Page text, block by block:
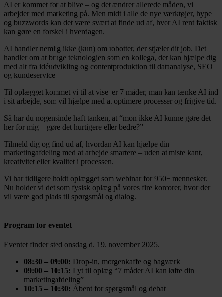
AI er kommet for at blive – og det ændrer allerede måden, vi
arbejder med marketing på. Men midt i alle de nye værktøjer, hype
og buzzwords kan det være svært at finde ud af, hvor AI rent faktisk
kan gøre en forskel i hverdagen.
AI handler nemlig ikke (kun) om robotter, der stjæler dit job. Det
handler om at bruge teknologien som en kollega, der kan hjælpe dig
med alt fra idéudvikling og contentproduktion til dataanalyse, SEO
og kundeservice.
Til oplægget kommet vi til at vise jer 7 måder, man kan tænke AI ind
i sit arbejde, som vil hjælpe med at optimere processer og frigive tid.
Så har du nogensinde haft tanken, at “mon ikke AI kunne gøre det
her for mig – gøre det hurtigere eller bedre?”
Tilmeld dig og find ud af, hvordan AI kan hjælpe din
marketingafdeling med at arbejde smartere – uden at miste kant,
kreativitet eller kvalitet i processen.
Vi har tidligere holdt oplægget som webinar for 950+ mennesker.
Nu holder vi det som fysisk oplæg på vores fire kontorer, hvor der
vil være god plads til spørgsmål og dialog.
Program for eventet
Eventet finder sted onsdag d. 19. november 2025.
08:30 – 09:00: Drop-in, morgenkaffe og bagværk
09:00 – 10:15: Lyt til oplæg “7 måder AI kan løfte din
marketingafdeling”
10:15 – 10:30: Åbent for spørgsmål og debat